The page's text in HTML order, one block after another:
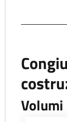
Volumi